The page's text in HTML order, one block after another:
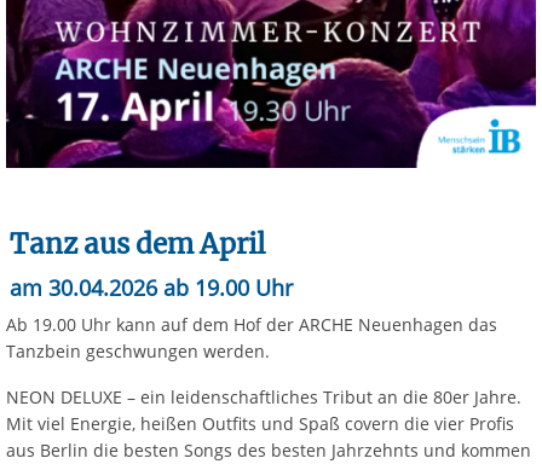
Tanz aus dem April
am 30.04.2026 ab 19.00 Uhr
Ab 19.00 Uhr kann auf dem Hof der ARCHE Neuenhagen das
Tanzbein geschwungen werden.
NEON DELUXE – ein leidenschaftliches Tribut an die 80er Jahre.
Mit viel Energie, heißen Outfits und Spaß covern die vier Profis
aus Berlin die besten Songs des besten Jahrzehnts und kommen